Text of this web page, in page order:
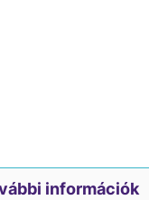
információk